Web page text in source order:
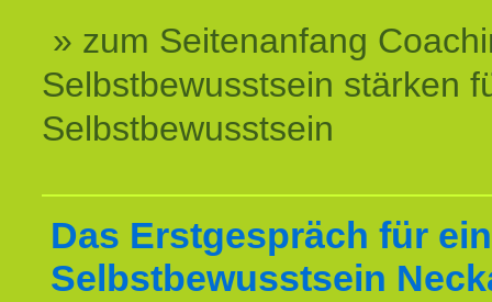
» zum Seitenanfang
Selbstbewusstsein stärken
Selbstbewusstsein
Das Erstgespräch für
Selbstbewusstsein